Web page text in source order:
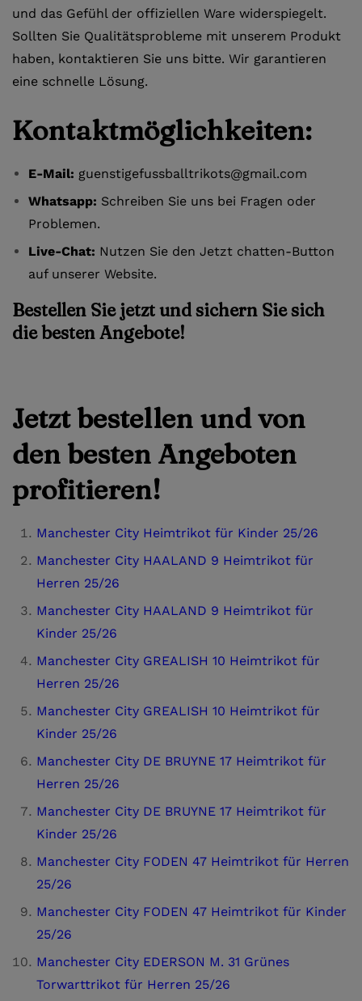
und das Gefühl der offiziellen Ware widerspiegelt.
Sollten Sie Qualitätsprobleme mit unserem Produkt
haben, kontaktieren Sie uns bitte. Wir garantieren
eine schnelle Lösung.
Kontaktmöglichkeiten:
E-Mail: guenstigefussballtrikots@gmail.com
Whatsapp: Schreiben Sie uns bei Fragen oder
Problemen.
Live-Chat: Nutzen Sie den Jetzt chatten-Button
auf unserer Website.
Bestellen Sie jetzt und sichern Sie sich
die besten Angebote!
Jetzt bestellen und von
den besten Angeboten
profitieren!
Manchester City Heimtrikot für Kinder 25/26
Manchester City HAALAND 9 Heimtrikot für
Herren 25/26
Manchester City HAALAND 9 Heimtrikot für
Kinder 25/26
Manchester City GREALISH 10 Heimtrikot für
Herren 25/26
Manchester City GREALISH 10 Heimtrikot für
Kinder 25/26
Manchester City DE BRUYNE 17 Heimtrikot für
Herren 25/26
Manchester City DE BRUYNE 17 Heimtrikot für
Kinder 25/26
Manchester City FODEN 47 Heimtrikot für Herren
25/26
Manchester City FODEN 47 Heimtrikot für Kinder
25/26
Manchester City EDERSON M. 31 Grünes
Torwarttrikot für Herren 25/26